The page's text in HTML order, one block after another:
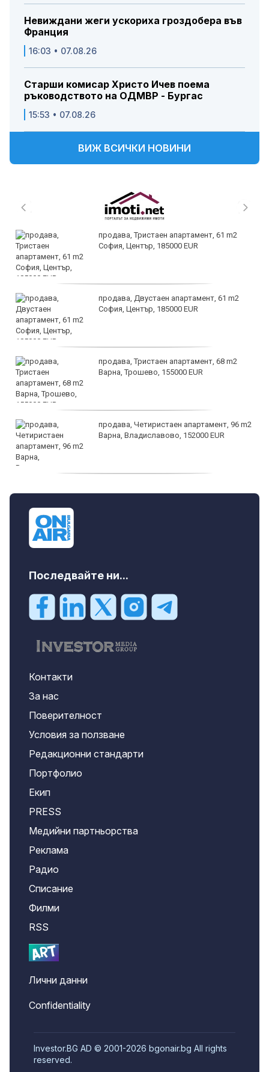
Невиждани жеги ускориха гроздобера във
Франция
16:03 • 07.08.26
Старши комисар Христо Ичев поема
ръководството на ОДМВР - Бургас
15:53 • 07.08.26
ВИЖ ВСИЧКИ НОВИНИ
продава, Тристаен апартамент, 61 m2
София, Център, 185000 EUR
продава, Двустаен апартамент, 61 m2
София, Център, 185000 EUR
продава, Тристаен апартамент, 68 m2
Варна, Трошево, 155000 EUR
продава, Четиристаен апартамент, 96 m2
Варна, Владиславово, 152000 EUR
Последвайте ни...
Контакти
За нас
Поверителност
Условия за ползване
Редакционни стандарти
Портфолио
Екип
PRESS
Медийни партньорства
Реклама
Радио
Списание
Филми
RSS
Лични данни
Confidentiality
Investor.BG AD © 2001-2026 bgonair.bg All rights
reserved.